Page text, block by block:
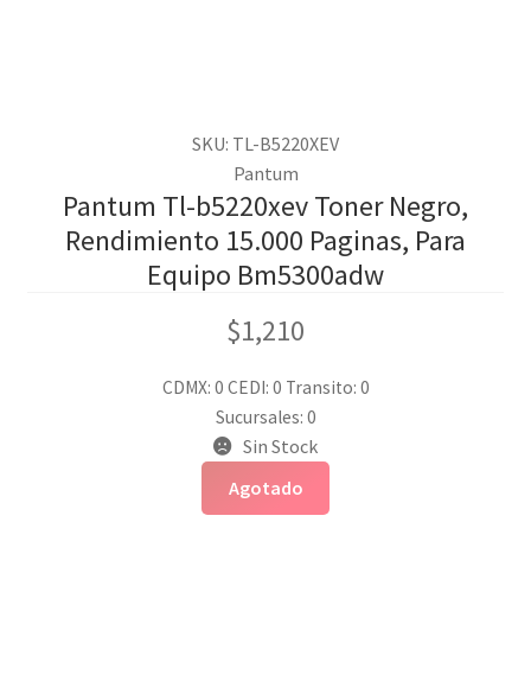
SKU: TL-B5220XEV
Pantum
Pantum Tl-b5220xev Toner Negro,
Rendimiento 15.000 Paginas, Para
Equipo Bm5300adw
$1,210
CDMX: 0 CEDI: 0 Transito: 0
Sucursales: 0
Sin Stock
Agotado